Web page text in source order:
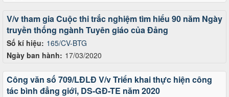
Số kí hiệu: 165/CV-BTG
Ngày ban hành: 17/03/2020
V/v tham gia Cuộc thi trắc nghiệm tìm hiểu 90 năm Ngày
truyền thống ngành Tuyên giáo của Đảng
Công văn số 709/LĐLĐ V/v Triển khai thực hiện công
tác bình đẳng giới, DS-GĐ-TE năm 2020